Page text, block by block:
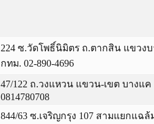
224 ซ.วัดโพธิ์นิมิตร ถ.ตากสิน แขวงบ
กทม. 02-890-4696
47/122 ถ.วงแหวน แขวน-เขต บางแค
0814780708
844/63 ซ.เจริญกรุง 107 สามแยกแฉ